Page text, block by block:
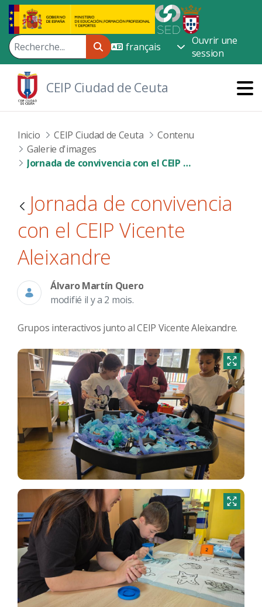
Saut au contenu principal
Ouvrir une
session
CEIP Ciudad de Ceuta
Inicio CEIP Ciudad de Ceuta
Contenu
Galerie d'images
Jornada de convivencia con el CEIP Vicente Aleixandre
Jornada de convivencia
con el CEIP Vicente
Aleixandre
Álvaro Martín Quero
modifié il y a 2 mois.
Grupos interactivos junto al CEIP Vicente Aleixandre.